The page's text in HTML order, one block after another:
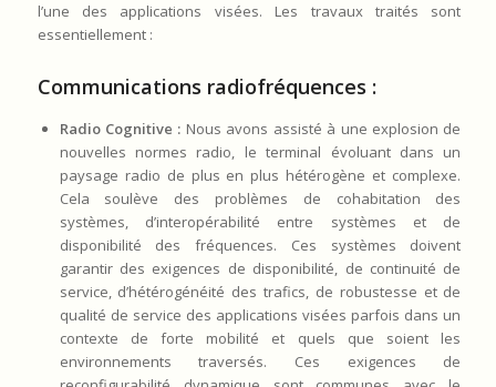
l’une des applications visées. Les travaux traités sont
essentiellement :
Communications radiofréquences :
Radio Cognitive : Nous avons assisté à une explosion de
nouvelles normes radio, le terminal évoluant dans un
paysage radio de plus en plus hétérogène et complexe.
Cela soulève des problèmes de cohabitation des
systèmes, d’interopérabilité entre systèmes et de
disponibilité des fréquences. Ces systèmes doivent
garantir des exigences de disponibilité, de continuité de
service, d’hétérogénéité des trafics, de robustesse et de
qualité de service des applications visées parfois dans un
contexte de forte mobilité et quels que soient les
environnements traversés. Ces exigences de